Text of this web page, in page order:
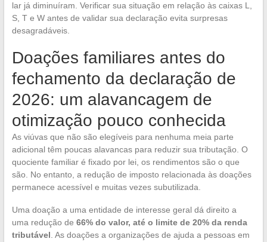
lar já diminuíram. Verificar sua situação em relação às caixas L,
S, T e W antes de validar sua declaração evita surpresas
desagradáveis.
Doações familiares antes do
fechamento da declaração de
2026: um alavancagem de
otimização pouco conhecida
As viúvas que não são elegíveis para nenhuma meia parte
adicional têm poucas alavancas para reduzir sua tributação. O
quociente familiar é fixado por lei, os rendimentos são o que
são. No entanto, a redução de imposto relacionada às doações
permanece acessível e muitas vezes subutilizada.
Uma doação a uma entidade de interesse geral dá direito a
uma redução de 66% do valor, até o limite de 20% da renda
tributável . As doações a organizações de ajuda a pessoas em